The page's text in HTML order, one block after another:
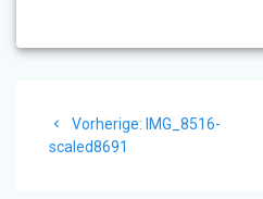
Vorherige: Vorheriger
IMG_8516-
scaled8691